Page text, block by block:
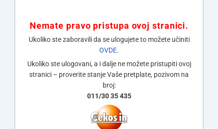
Nemate pravo pristupa ovoj stranici.
Ukoliko ste zaboravili da se ulogujete to možete učiniti
OVDE.
Ukoliko ste ulogovani, a i dalje ne možete pristupiti ovoj
stranici – proverite stanje Vaše pretplate, pozivom na
broj:
011/30 35 435